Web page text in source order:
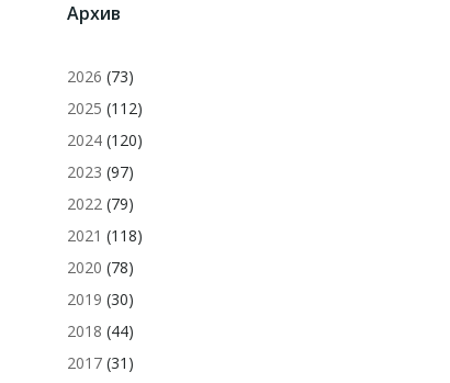
Архив
2026 (73)
2025 (112)
2024 (120)
2023 (97)
2022 (79)
2021 (118)
2020 (78)
2019 (30)
2018 (44)
2017 (31)